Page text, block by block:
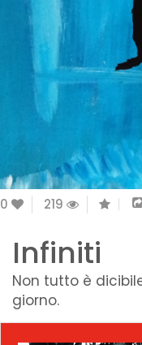
0 219
Infiniti
Non tutto è
giorno.